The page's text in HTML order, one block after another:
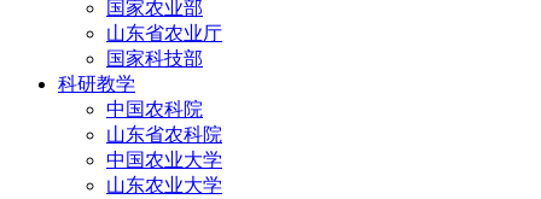
国家农业部
山东省农业厅
国家科技部
科研教学
中国农科院
山东省农科院
中国农业大学
山东农业大学